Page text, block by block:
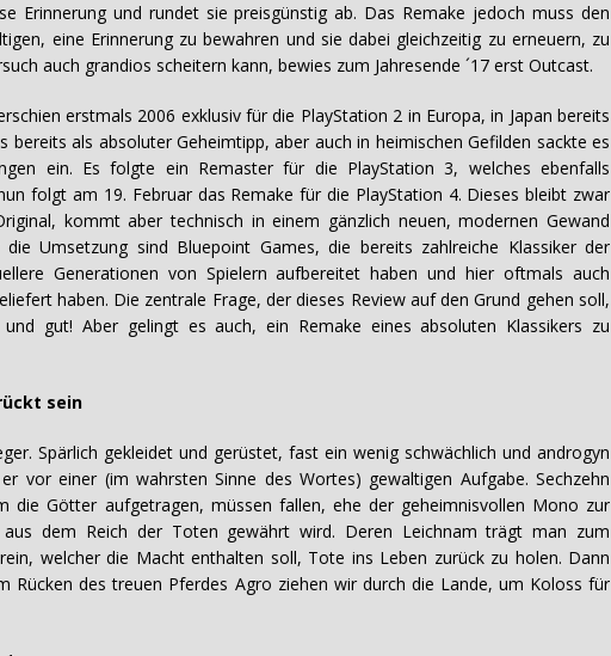
Erinnerung und rundet sie preisgünstig ab. Das Remake jedoch muss den
eine Erinnerung zu bewahren und sie dabei gleichzeitig zu erneuern, zu
auch grandios scheitern kann, bewies zum Jahresende ´17 erst Outcast.
erstmals 2006 exklusiv für die PlayStation 2 in Europa, in Japan bereits
bereits als absoluter Geheimtipp, aber auch in heimischen Gefilden sackte es
ein. Es folgte ein Remaster für die PlayStation 3, welches ebenfalls
folgt am 19. Februar das Remake für die PlayStation 4. Dieses bleibt zwar
kommt aber technisch in einem gänzlich neuen, modernen Gewand
Umsetzung sind Bluepoint Games, die bereits zahlreiche Klassiker der
Generationen von Spielern aufbereitet haben und hier oftmals auch
haben. Die zentrale Frage, der dieses Review auf den Grund gehen soll,
und gut! Aber gelingt es auch, ein Remake eines absoluten Klassikers zu
sein
Spärlich gekleidet und gerüstet, fast ein wenig schwächlich und androgyn
vor einer (im wahrsten Sinne des Wortes) gewaltigen Aufgabe. Sechzehn
die Götter aufgetragen, müssen fallen, ehe der geheimnisvollen Mono zur
aus dem Reich der Toten gewährt wird. Deren Leichnam trägt man zum
welcher die Macht enthalten soll, Tote ins Leben zurück zu holen. Dann
Rücken des treuen Pferdes Agro ziehen wir durch die Lande, um Koloss für